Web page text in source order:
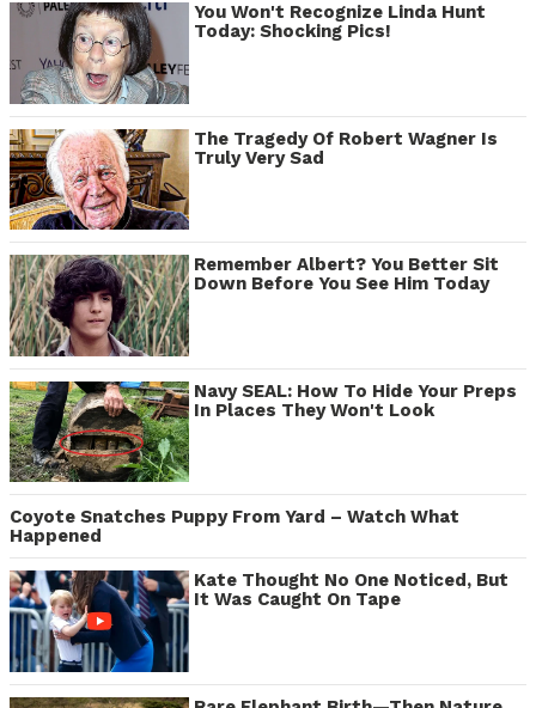
You Won't Recognize Linda Hunt
Today: Shocking Pics!
The Tragedy Of Robert Wagner Is
Truly Very Sad
Remember Albert? You Better Sit
Down Before You See Him Today
Navy SEAL: How To Hide Your Preps
In Places They Won't Look
Coyote Snatches Puppy From Yard – Watch What
Happened
Kate Thought No One Noticed, But
It Was Caught On Tape